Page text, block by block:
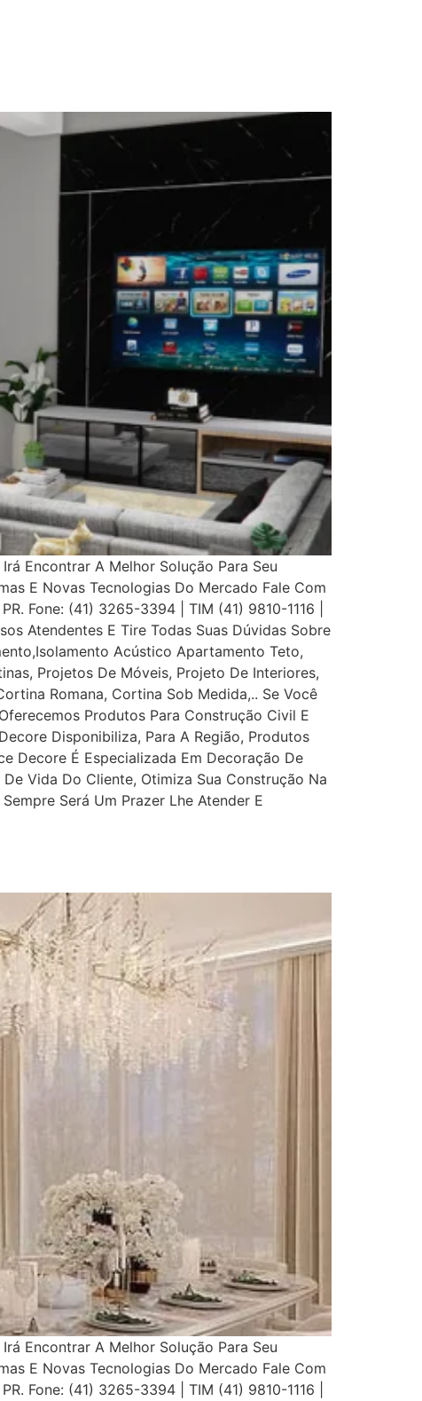
Encontrar A Melhor Solução Para Seu
E Novas Tecnologias Do Mercado Fale Com
Fone: (41) 3265-3394 | TIM (41) 9810-1116 |
Atendentes E Tire Todas Suas Dúvidas Sobre
Acústico Apartamento Teto,
Projetos De Móveis, Projeto De Interiores,
Romana, Cortina Sob Medida,.. Se Você
Produtos Para Construção Civil E
Disponibiliza, Para A Região, Produtos
Decore É Especializada Em Decoração De
Vida Do Cliente, Otimiza Sua Construção Na
Será Um Prazer Lhe Atender E
Encontrar A Melhor Solução Para Seu
E Novas Tecnologias Do Mercado Fale Com
Fone: (41) 3265-3394 | TIM (41) 9810-1116 |